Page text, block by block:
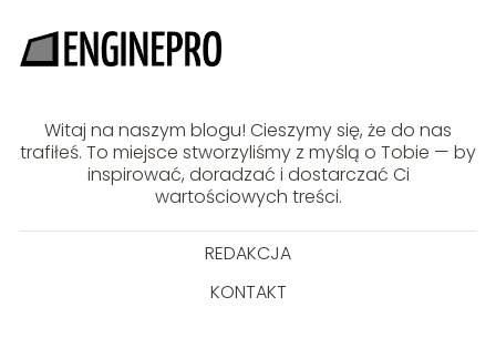
Witaj na naszym blogu! Cieszymy się, że do nas
trafiłeś. To miejsce stworzyliśmy z myślą o Tobie — by
inspirować, doradzać i dostarczać Ci
wartościowych treści.
REDAKCJA
KONTAKT